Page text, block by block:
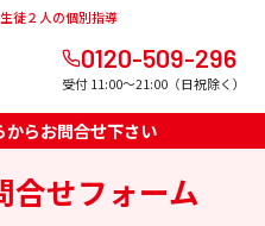
徒２人の個別指導
0120-509-296
受付 11:00～21:00（日祝除く）
合せフォーム
らお問合せ下さい